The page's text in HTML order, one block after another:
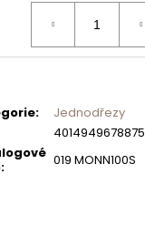
:
Jednodřezy
4014949678875
: 019 MONN100S
NEREZOVÉ
SÍTKO
ODTOKU
TYPOS
628156